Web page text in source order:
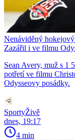
Nenáviděný
Zazářil i ve filmu
Sean Avery, muž s 1
potřetí ve filmu
Odysseovy posádky.
SportyŽivě
dnes, 19:17
4 min